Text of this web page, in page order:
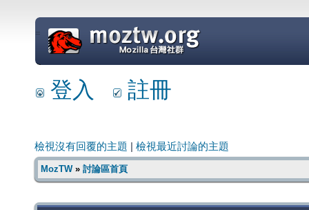
=
登入 註冊
檢視沒有回覆的主題 檢視最近討論的主題
MozTW» 討論區首頁